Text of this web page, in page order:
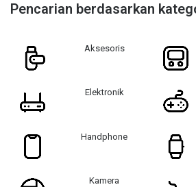
Pencarian berdasarkan
Aksesoris
Elektronik
Handphone
Kamera